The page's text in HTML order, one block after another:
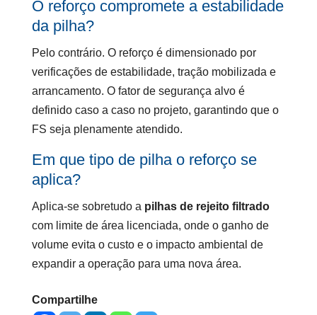
O reforço compromete a estabilidade
da pilha?
Pelo contrário. O reforço é dimensionado por
verificações de estabilidade, tração mobilizada e
arrancamento. O fator de segurança alvo é
definido caso a caso no projeto, garantindo que o
FS seja plenamente atendido.
Em que tipo de pilha o reforço se
aplica?
Aplica-se sobretudo a pilhas de rejeito filtrado
com limite de área licenciada, onde o ganho de
volume evita o custo e o impacto ambiental de
expandir a operação para uma nova área.
Compartilhe